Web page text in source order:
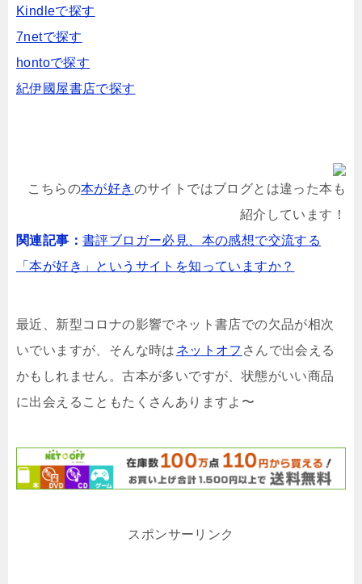
Kindleで探す
7netで探す
hontoで探す
紀伊國屋書店で探す
こちらの本が好き のサイトではブログとは違った本も
紹介しています！
関連記事： 書評ブロガー必見、本の感想で交流する
「本が好き」というサイトを知っていますか？
最近、新型コロナの影響でネット書店での欠品が相次
いでいますが、そんな時は ネットオフ さんで出会える
かもしれません。古本が多いですが、状態がいい商品
に出会えることもたくさんありますよ〜
スポンサーリンク